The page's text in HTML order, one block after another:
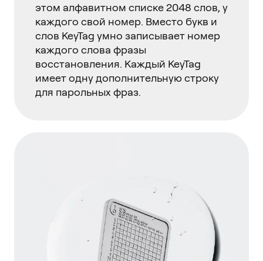
этом алфавитном списке 2048 слов, у
каждого свой номер. Вместо букв и
слов KeyTag умно записывает номер
каждого слова фразы
восстановления. Каждый KeyTag
имеет одну дополнительную строку
для парольных фраз.